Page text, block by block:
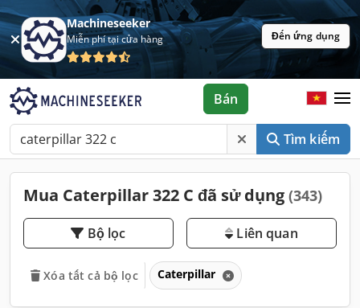
Machineseeker
Miễn phí tại cửa hàng Đến ứng dụng
Tìm kiếm
Bán
Mua Caterpillar 322 C đã sử dụng (343)
Bộ lọc Liên quan
Xóa tất cả bộ lọc Caterpillar